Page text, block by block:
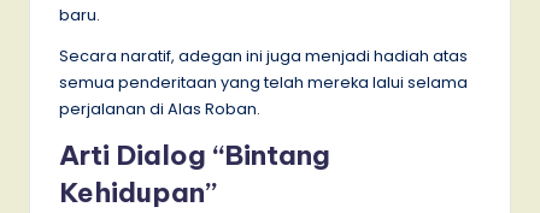
baru.
Secara naratif, adegan ini juga menjadi hadiah atas
semua penderitaan yang telah mereka lalui selama
perjalanan di Alas Roban.
Arti Dialog “Bintang
Kehidupan”